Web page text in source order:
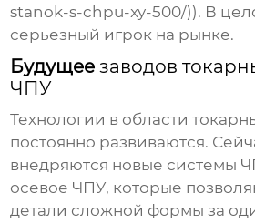
stanok-s-chpu-xy-500/)). В
серьезный игрок на рынке.
Будущеезаводов
ЧПУ
Технологии в области
постоянно развиваются.
внедряются новые системы
осевое ЧПУ, которые
детали сложной формы за